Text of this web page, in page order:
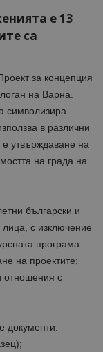
е 13
са
за концепция
на Варна.
символизира
в различни
е утвърждаване на
на града на
български и
с изключение
програма.
на проектите;
отношения с
документи: